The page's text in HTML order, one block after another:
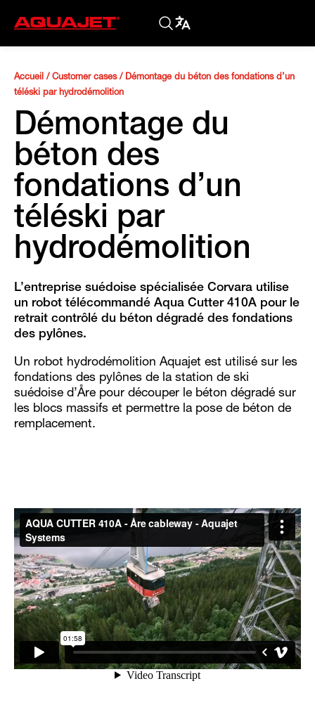
Accueil / Customer cases/ Démontage du béton des fondations d’un
téléski par hydrodémolition
Démontage du
béton des
fondations d’un
téléski par
hydrodémolition
L’entreprise suédoise spécialisée Corvara utilise
un robot télécommandé Aqua Cutter 410A pour le
retrait contrôlé du béton dégradé des fondations
des pylônes.
Un robot hydrodémolition Aquajet est utilisé sur les
fondations des pylônes de la station de ski
suédoise d’Åre pour découper le béton dégradé sur
les blocs massifs et permettre la pose de béton de
remplacement.